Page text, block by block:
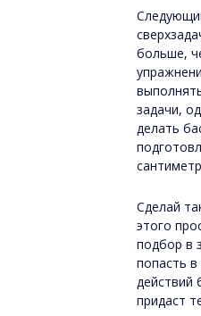
больше,
задачи,
делать
Сделай
этого
подбор в
попасть
действий
придаст